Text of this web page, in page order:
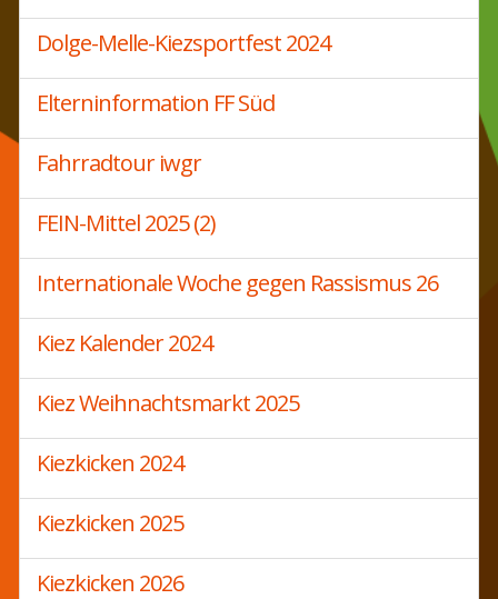
Dolge-Melle-Kiezsportfest 2024
Elterninformation FF Süd
Fahrradtour iwgr
FEIN-Mittel 2025 (2)
Internationale Woche gegen Rassismus 26
Kiez Kalender 2024
Kiez Weihnachtsmarkt 2025
Kiezkicken 2024
Kiezkicken 2025
Kiezkicken 2026